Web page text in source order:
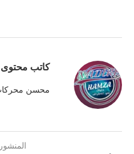
كاتب محتوى
محسن